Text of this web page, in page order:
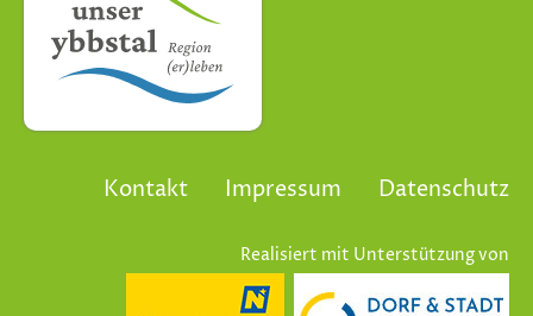
Kontakt Impressum Datenschutz
Realisiert mit Unterstützung von